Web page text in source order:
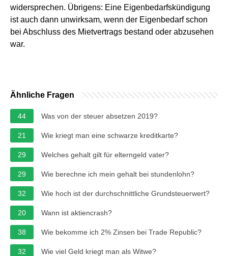
widersprechen. Übrigens: Eine Eigenbedarfskündigung
ist auch dann unwirksam, wenn der Eigenbedarf schon
bei Abschluss des Mietvertrags bestand oder abzusehen
war.
Ähnliche Fragen
44 Was von der steuer absetzen 2019?
21 Wie kriegt man eine schwarze kreditkarte?
29 Welches gehalt gilt für elterngeld vater?
29 Wie berechne ich mein gehalt bei stundenlohn?
32 Wie hoch ist der durchschnittliche Grundsteuerwert?
20 Wann ist aktiencrash?
38 Wie bekomme ich 2% Zinsen bei Trade Republic?
32 Wie viel Geld kriegt man als Witwe?